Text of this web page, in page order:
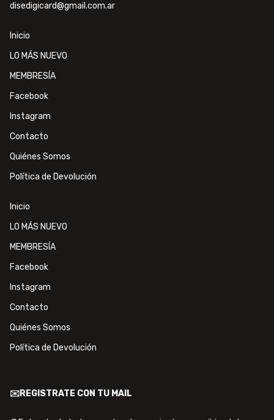
disedigicard@gmail.com.ar
Inicio
LO MÁS NUEVO
MEMBRESÍA
Facebook
Instagram
Contacto
Quiénes Somos
Política de Devolución
Inicio
LO MÁS NUEVO
MEMBRESÍA
Facebook
Instagram
Contacto
Quiénes Somos
Política de Devolución
✉️REGISTRATE CON TU MAIL